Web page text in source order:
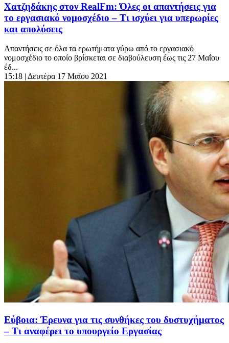
Χατζηδάκης στον RealFm: Όλες οι απαντήσεις για
το εργασιακό νομοσχέδιο – Τι ισχύει για υπερωρίες
και απολύσεις
Απαντήσεις σε όλα τα ερωτήματα γύρω από το εργασιακό
νομοσχέδιο το οποίο βρίσκεται σε διαβούλευση έως τις 27 Μαΐου
έδ...
15:18 | Δευτέρα 17 Μαΐου 2021
Εύβοια: Έρευνα για τις συνθήκες του δυστυχήματος
– Τι αναφέρει το υπουργείο Εργασίας